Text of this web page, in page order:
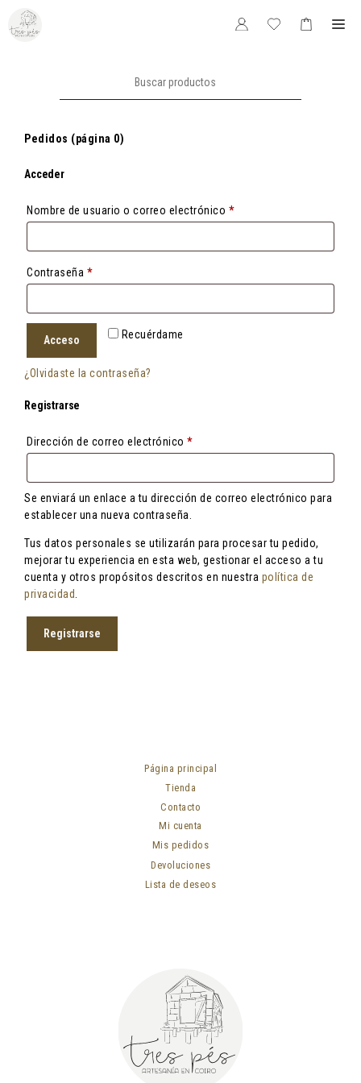
Saltar
contenido
Pedidos (página 0)
Acceder
Nombre de usuario o correo electrónico *Obligatorio
Contraseña *Obligatorio
Recuérdame
Acceso
¿Olvidaste la contraseña?
Registrarse
Dirección de correo electrónico *Obligatorio
Se enviará un enlace a tu dirección de correo electrónico para
establecer una nueva contraseña.
Tus datos personales se utilizarán para procesar tu pedido,
mejorar tu experiencia en esta web, gestionar el acceso a tu
cuenta y otros propósitos descritos en nuestra política de
privacidad
Registrarse
Página principal
Tienda
Contacto
Mi cuenta
Mis pedidos
Devoluciones
Lista de deseos